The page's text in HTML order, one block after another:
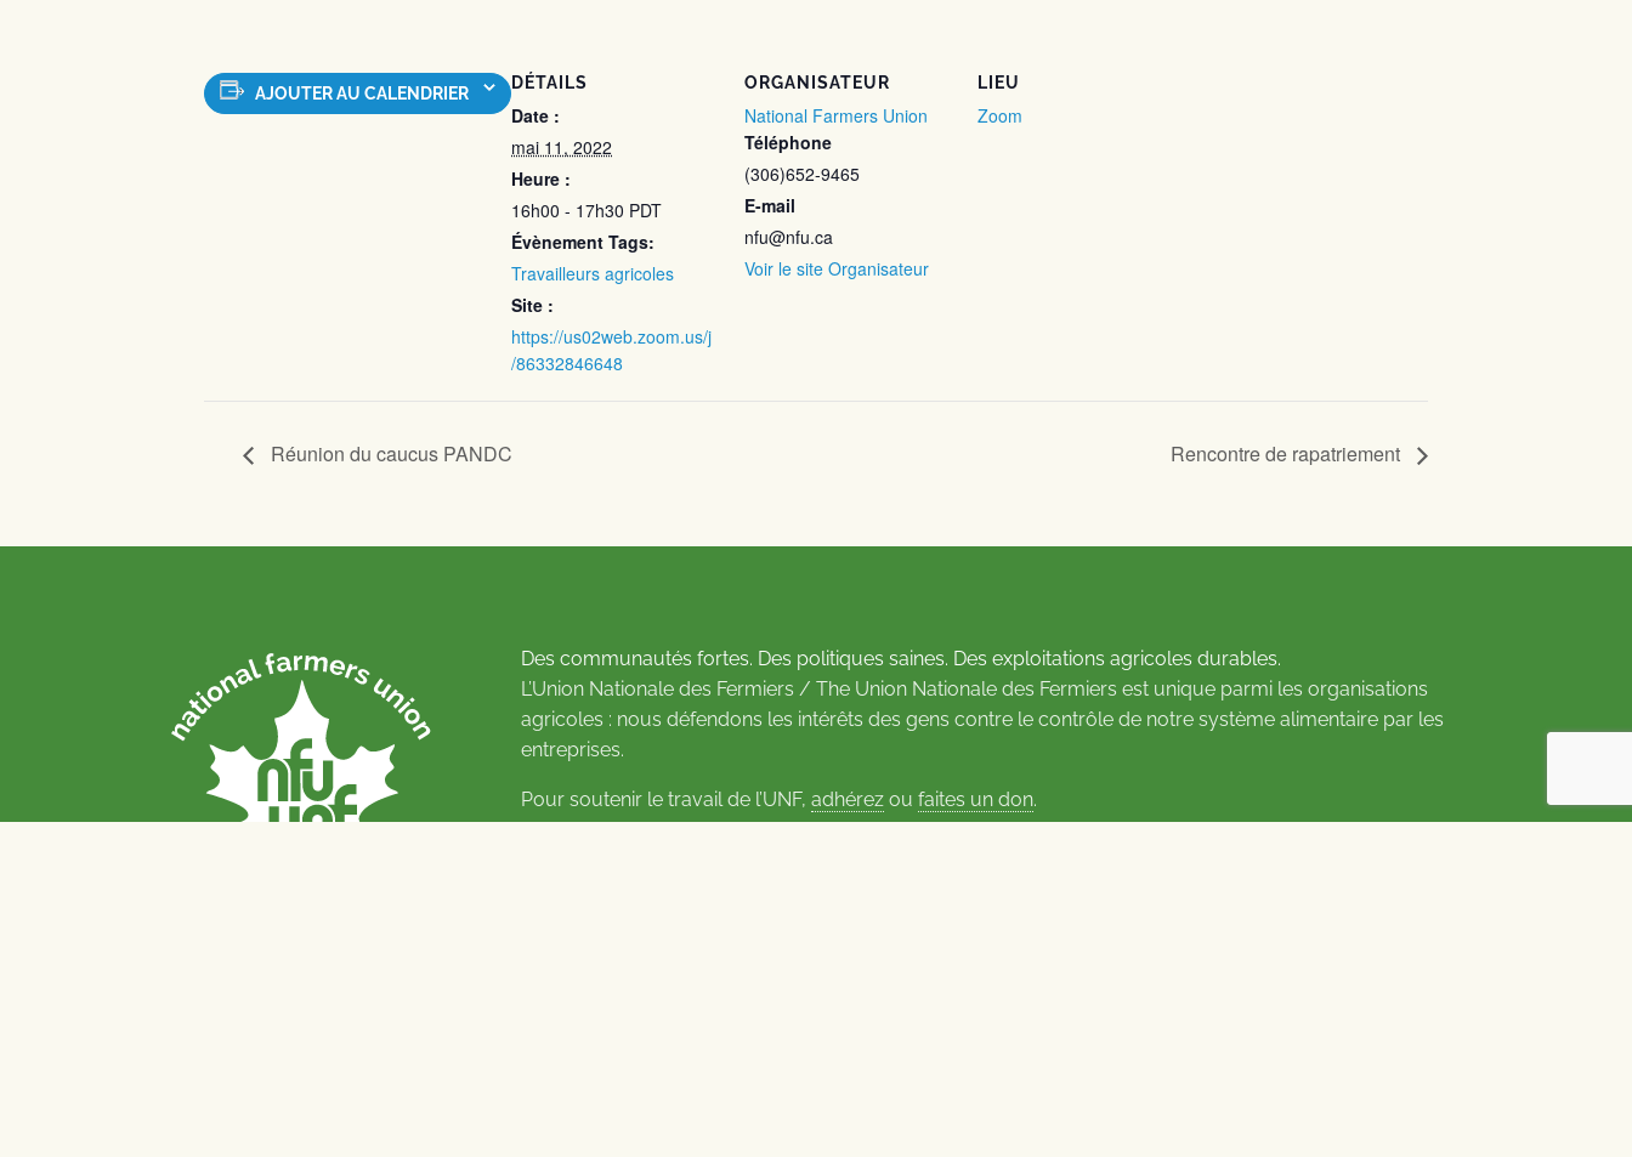
AJOUTER AU CALENDRIER
DÉTAILS
Date :
mai 11, 2022
Heure :
16h00 - 17h30 PDT
Évènement Tags:
Travailleurs agricoles
Site :
https://us02web.zoom.us/j
/86332846648
ORGANISATEUR
National Farmers Union
Téléphone
(306)652-9465
E-mail
nfu@nfu.ca
Voir le site Organisateur
LIEU
Zoom
Réunion du caucus PANDC Rencontre de rapatriement
Des communautés fortes. Des politiques saines. Des exploitations agricoles durables.
L’Union Nationale des Fermiers / The Union Nationale des Fermiers est unique parmi les organisations
agricoles : nous défendons les intérêts des gens contre le contrôle de notre système alimentaire par les
entreprises.
Pour soutenir le travail de l’UNF, adhérez ou faites un don.